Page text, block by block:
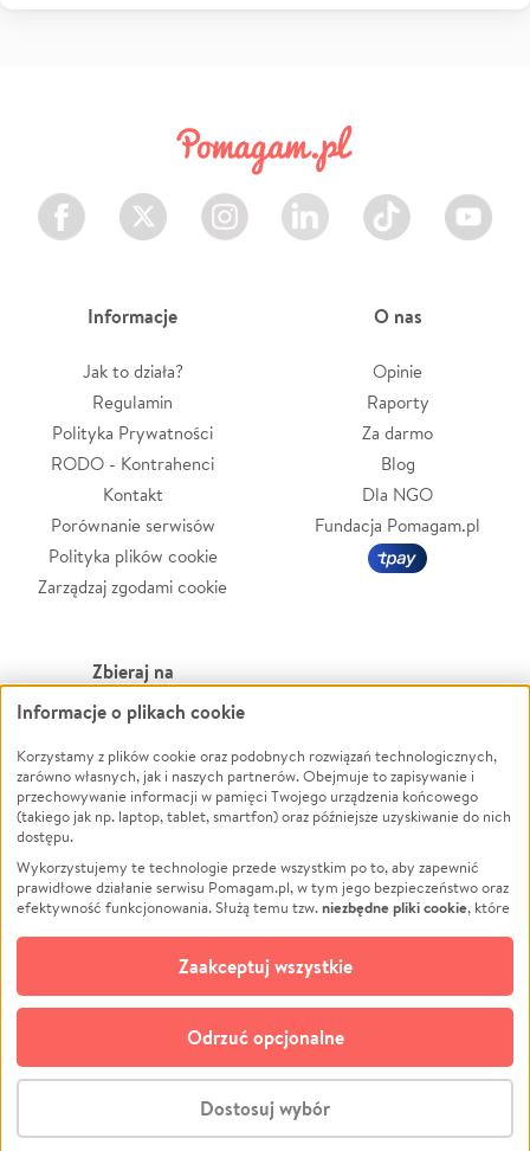
Stwórz zbiórkę - za darmo
Facebook Twitter Instagram LinkedIn TikTok Youtube
Informacje
Jak to działa?
Regulamin
Polityka Prywatności
RODO - Kontrahenci
Kontakt
Porównanie serwisów
Polityka plików cookie
Zarządzaj zgodami cookie
O nas
Opinie
Raporty
Za darmo
Blog
Dla NGO
Fundacja Pomagam.pl
Zbieraj na
Leczenie
Zwierzęta
Pożar
Ukraina
Pomoc Finansowa
Projekty
Pogrzeb
Społeczność lokalna
Kultura
Powódź
Wichura
NGO
Edukacja
Podróż
Impreza
Ochrona środowiska
Biznes
© CROWDING SP. Z O.O.
Informacje o plikach cookie
Korzystamy z plików cookie oraz podobnych rozwiązań technologicznych,
zarówno własnych, jak i naszych partnerów. Obejmuje to zapisywanie i
przechowywanie informacji w pamięci Twojego urządzenia końcowego
(takiego jak np. laptop, tablet, smartfon) oraz późniejsze uzyskiwanie do nich
dostępu.
Wykorzystujemy te technologie przede wszystkim po to, aby zapewnić
prawidłowe działanie serwisu Pomagam.pl, w tym jego bezpieczeństwo oraz
efektywność funkcjonowania. Służą temu tzw.niezbędne pliki cookie, które
opcjonalnych plików cookie
technologii do celów analitycznych i retargetingowych. Możesz wyrazić
zgodę na ich stosowanie lub jej odmówić. W dowolnym momencie masz
możliwość zmiany swoich preferencji na stronie „Zarządzaj zgodami cookie”,
do której link znajdziesz w stopce serwisu Pomagam.pl. Opcjonalne pliki
cookie wykorzystywane są w następujących celach:
działanie serwisu Pomagam.pl. Dzięki nim możemy zrozumieć, jak
użytkownicy korzystają z naszego serwisu – skąd trafiają do serwisu, jak
Dostosuj wybór
Odrzuć opcjonalne
Zaakceptuj wszystkie